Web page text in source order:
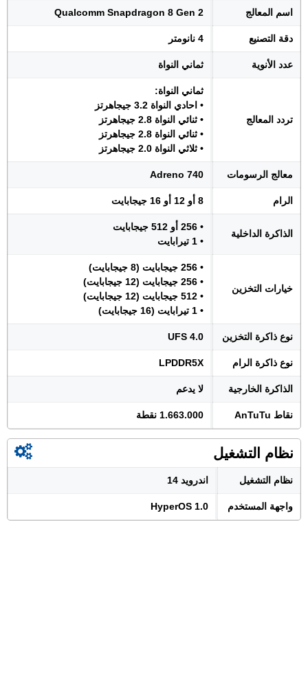
اسم المعالج Qualcomm Snapdragon 8 Gen 2
دقة التصنيع 4 نانومتر
عدد الأنوية ثماني النواة
تردد المعالج
ثماني النواة:
• احادي النواة 3.2 جيجاهرتز
• ثنائي النواة 2.8 جيجاهرتز
• ثنائي النواة 2.8 جيجاهرتز
• ثلاثي النواة 2.0 جيجاهرتز
معالج الرسومات Adreno 740
الرام 8 أو 12 أو 16 جيجابايت
الذاكرة الداخلية
• 256 أو 512 جيجابايت
• 1 تيرابايت
خيارات التخزين
• 256 جيجابايت (8 جيجابايت)
• 256 جيجابايت (12 جيجابايت)
• 512 جيجابايت (12 جيجابايت)
• 1 تيرابايت (16 جيجابايت)
نوع ذاكرة التخزين UFS 4.0
نوع ذاكرة الرام LPDDR5X
الذاكرة الخارجية لا يدعم
نقاط AnTuTu 1.663.000 نقطة
نظام التشغيل
نظام التشغيل اندرويد 14
واجهة المستخدم HyperOS 1.0